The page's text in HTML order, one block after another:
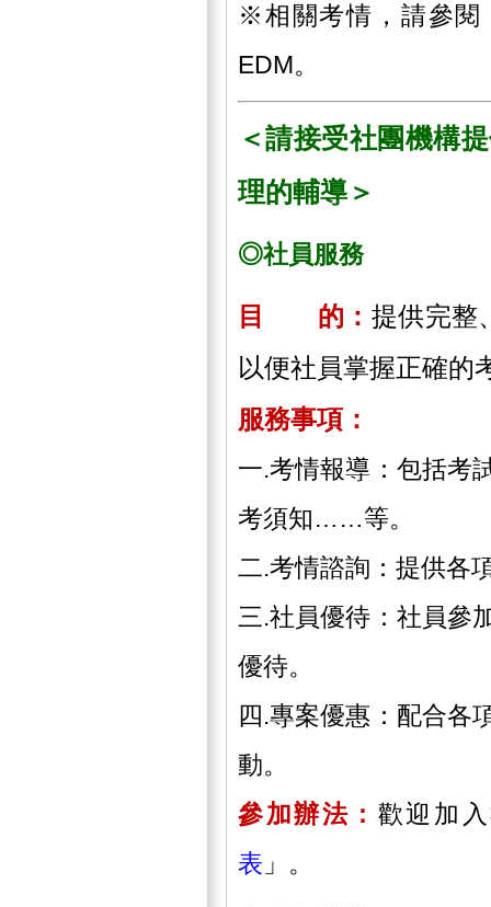
※相關考情，請參閱
EDM。
＜請接受社團機構
理的輔導＞
◎社員服務
目 的： 提供完整
以便社員掌握正確的
服務事項：
一.考情報導：包括考
考須知……等。
二.考情諮詢：提供各
三.社員優待：社員參
優待。
四.專案優惠：配合各
動。
參加辦法： 歡迎加
表 」。